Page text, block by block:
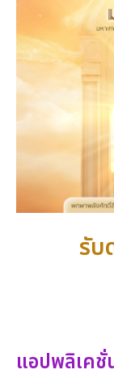
รับ
แอปพลิเคชั่